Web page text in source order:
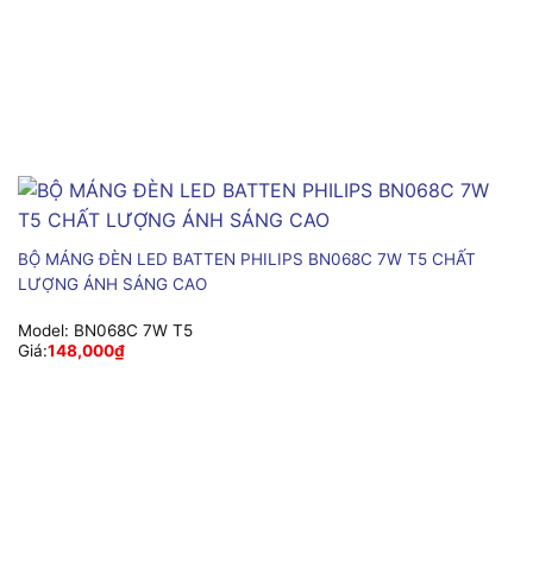
BỘ MÁNG ĐÈN LED BATTEN PHILIPS BN068C 7W T5 CHẤT
LƯỢNG ÁNH SÁNG CAO
Model: BN068C 7W T5
Giá:148,000₫